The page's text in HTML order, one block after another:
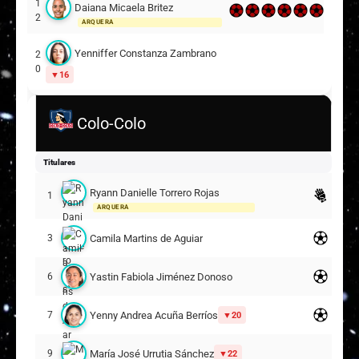
1
2
Daiana Micaela Britez
ARQUERA
2
0
Yenniffer Constanza Zambrano Pastén
16
Camille Ignacia Iluffi Neira 5
Arantza Grettel Suazo Águila
Suplentes
Bárbara Monserrat Sepúlveda Ormeño
ARQUERA
Gianella Noemi Cartes Mella
Ailén Ivone Martínez
Colo-Colo
Titulares
1 Ryann Danielle Torrero Rojas
ARQUERA
3 Camila Martins de Aguiar
6 Yastin Fabiola Jiménez Donoso
7 Yenny Andrea Acuña Berríos 20
9 María José Urrutia Sánchez 22